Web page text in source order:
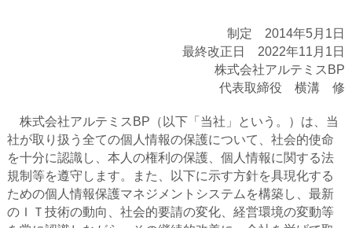
制定 2014年5月1日
最終改正日 2022年11月1日
株式会社アルテミスBP
代表取締役 横溝 修
株式会社アルテミスBP（以下「当社」という。）は、当
社が取り扱う全ての個人情報の保護について、社会的使命
を十分に認識し、本人の権利の保護、個人情報に関する法
規制等を遵守します。また、以下に示す方針を具現化する
ための個人情報保護マネジメントシステムを構築し、最新
のＩＴ技術の動向、社会的要請の変化、経営環境の変動等